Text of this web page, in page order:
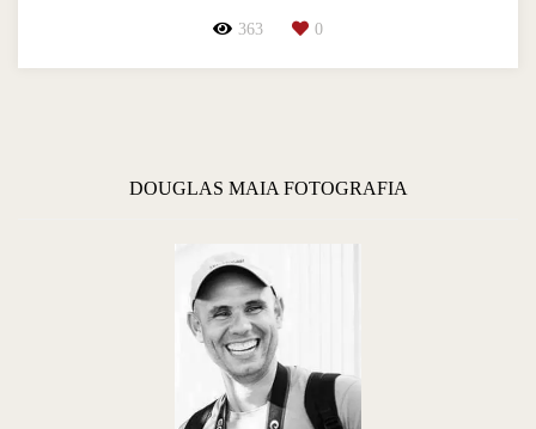
363 0
DOUGLAS MAIA FOTOGRAFIA